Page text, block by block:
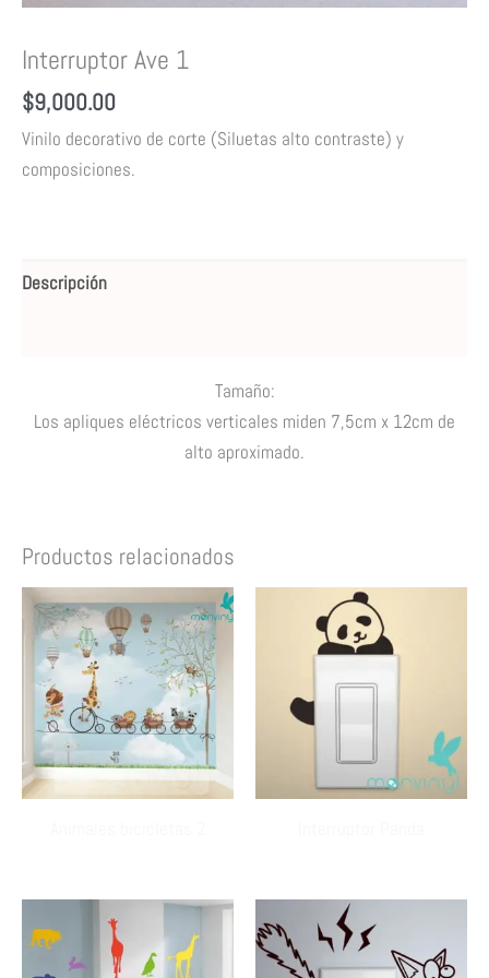
Interruptor Ave 1
$9,000.00
Vinilo decorativo de corte (Siluetas alto contraste) y
composiciones.
Descripción
Tamaño:
Los apliques eléctricos verticales miden 7,5cm x 12cm de
alto aproximado.
Productos relacionados